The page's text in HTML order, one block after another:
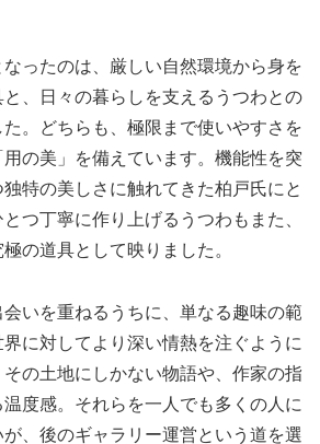
ったのは、厳しい自然環境から身を
、日々の暮らしを支えるうつわとの
。どちらも、極限まで使いやすさを
の美」を備えています。機能性を突
特の美しさに触れてきた柏戸氏にと
つ丁寧に作り上げるうつわもまた、
の道具として映りました。
いを重ねるうちに、単なる趣味の範
に対してより深い情熱を注ぐように
の土地にしかない物語や、作家の指
度感。それらを一人でも多くの人に
、後のギャラリー運営という道を選